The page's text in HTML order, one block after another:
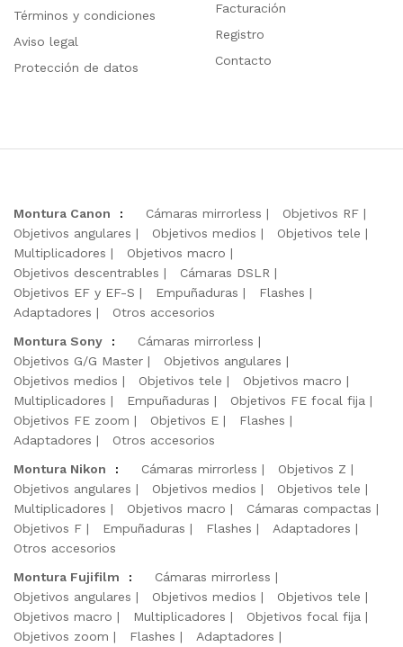
Términos y condiciones
Aviso legal
Protección de datos
Facturación
Registro
Contacto
Montura Canon : Cámaras mirrorless
Objetivos RF
Objetivos angulares
Objetivos medios
Objetivos tele
Multiplicadores
Objetivos macro
Objetivos descentrables
Cámaras DSLR
Objetivos EF y EF-S
Empuñaduras
Flashes
Adaptadores
Otros accesorios
Montura Sony
:
Cámaras mirrorless
Objetivos G/G Master
Objetivos angulares
Objetivos medios
Objetivos tele
Objetivos macro
Multiplicadores
Empuñaduras
Objetivos FE focal fija
Objetivos FE zoom
Objetivos E
Flashes
Adaptadores
Otros accesorios
Montura Nikon
: Cámaras mirrorless
Objetivos Z
Objetivos angulares
Objetivos medios
Objetivos tele
Multiplicadores
Objetivos macro
Cámaras compactas
Objetivos F
Empuñaduras Flashes
Adaptadores
Otros accesorios
Montura Fujifilm
:
Cámaras mirrorless
Objetivos angulares
Objetivos medios
Objetivos tele
Objetivos macro
Multiplicadores
Objetivos focal fija
Objetivos zoom
Flashes Adaptadores